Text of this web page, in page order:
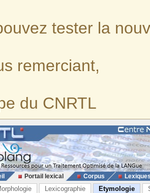
tester la
remerciant,
du CNRTL
Portail lexical Corpus
Lexicographie Etymologie